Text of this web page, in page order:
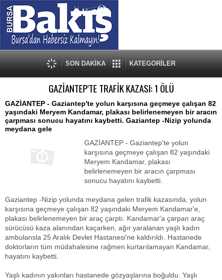
SON DAKİKA KATEGORİLER
GAZİANTEP'TE TRAFİK KAZASI: 1 ÖLÜ
GAZİANTEP - Gaziantep'te yolun karşısına geçmeye çalışan 82
yaşındaki Meryem Kandamar, plakası belirlenemeyen bir aracın
çarpması sonucu hayatını kaybetti. Gaziantep -Nizip yolunda
meydana gele
GAZİANTEP - Gaziantep'te yolun
karşısına geçmeye çalışan 82 yaşındaki
Meryem Kandamar, plakası
belirlenemeyen bir aracın çarpması
sonucu hayatını kaybetti.
Gaziantep -Nizip yolunda meydana gelen trafik kazasında, yolun
karşısına geçmeye çalışan 82 yaşındaki Meryem Kandamar'e,
plakası belirlenemeyen bir araç çarptı. Kandamar'a çarpan araç
sürücüsü kaza alanından kaçarken, ağır yaralanan yaşlı kadın
ambulansla 25 Aralık Devlet Hastanesi'ne kaldırıldı. Hastanede
doktorların tüm müdahalesine rağmen kurtarılamayan Kandamar,
hayatını kaybetti.
Yaşlı kadının yakınları hastanede gözyaşlarına boğuldu. Yaşlı